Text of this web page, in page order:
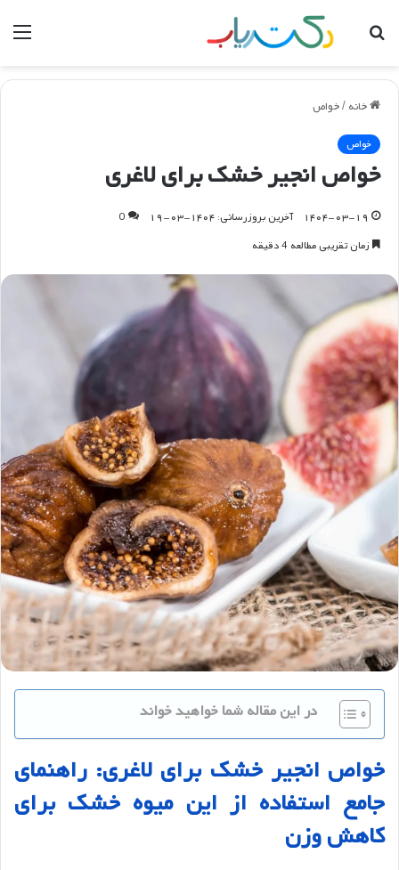
جستجو
خانه /خواص
خواص
خواص انجیر خشک برای لاغری
۱۴۰۴-۰۳-۱۹ آخرین بروزرسانی: ۱۴۰۴-۰۳-۱۹
0
زمان تقریبی مطالعه 4 دقیقه
در این مقاله شما خواهید خواند
خواص انجیر خشک برای لاغری: راهنمای
جامع استفاده از این میوه خشک برای
کاهشوزن